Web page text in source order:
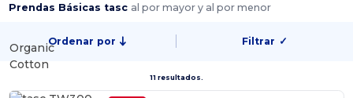
Prendas Básicas tasc al por mayor y al por menor
Ordenar por Filtrar ✓
11 resultados.
Organic
Cotton